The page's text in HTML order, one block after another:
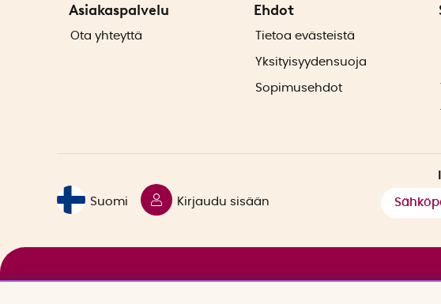
Asiakaspalvelu
Ota yhteyttä
Ehdot
Tietoa evästeistä
Yksityisyydensuoja
Sopimusehdot
Suomi Kirjaudu sisään